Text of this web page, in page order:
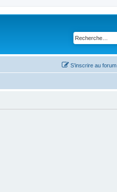
S’inscrire au forum